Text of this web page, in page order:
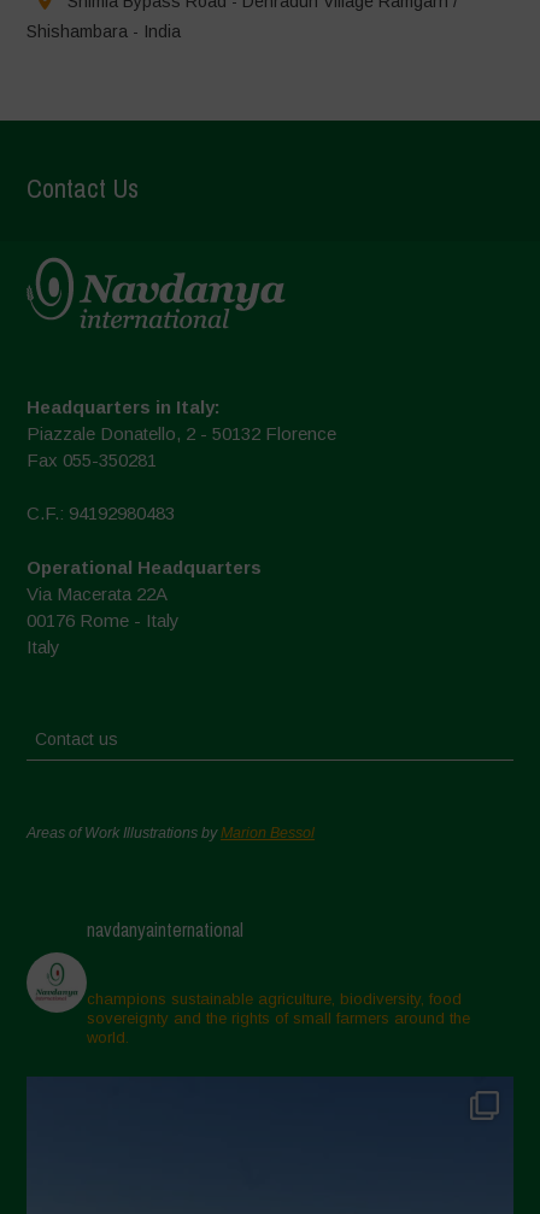
Shishambara - India
Contact Us
Headquarters in Italy:
Piazzale Donatello, 2 - 50132 Florence
Fax 055-350281
C.F.: 94192980483
Operational Headquarters
Via Macerata 22A
00176 Rome - Italy
Italy
Contact us
Areas of Work Illustrations byMarion Bessol
navdanyainternational
champions sustainable agriculture, biodiversity, food
sovereignty and the rights of small farmers around the
world.